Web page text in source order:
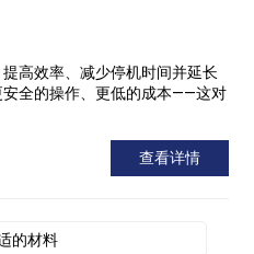
高效率、减少停机时间并延长
全的操作、更低的成本——这对
查看详情